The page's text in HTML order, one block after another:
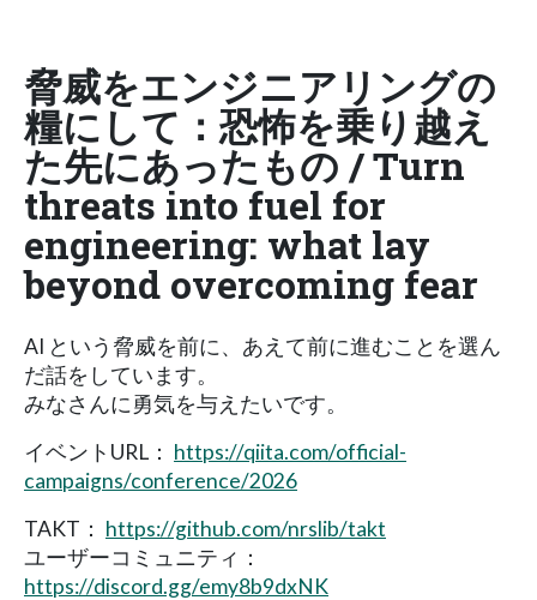
脅威をエンジニアリングの
糧にして：恐怖を乗り越え
た先にあったもの / Turn
threats into fuel for
engineering: what lay
beyond overcoming fear
AI という脅威を前に、あえて前に進むことを選ん
だ話をしています。
みなさんに勇気を与えたいです。
イベントURL： https://qiita.com/official-
campaigns/conference/2026
TAKT： https://github.com/nrslib/takt
ユーザーコミュニティ：
https://discord.gg/emy8b9dxNK